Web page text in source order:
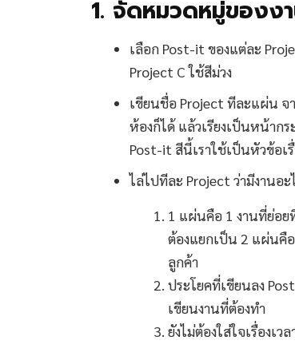
1. จัดหมวดหมู่ของง
เลือก Post-it ของแต่ละ
Project C ใช้สีม่วง
เขียนชื่อ Project ทีละแผ่น
ห้องก็ได้ แล้วเรียงเป็นหน้าก
Post-it สีนี้เราใช้เป็นหัวข้อเ
ไล่ไปทีละ Project ว่ามีงานอ
1 แผ่นคือ 1 งานที่ย่อย
ต้องแยกเป็น 2 แผ่นคื
ลูกค้า
ประโยคที่เขียนลง
เขียนงานที่ต้องทำ
ยังไม่ต้องใส่ใจเรื่องเ